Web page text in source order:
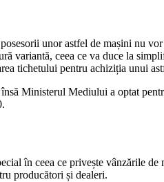
unor astfel de mașini nu
variantă, ceea ce va duce la
tichetului pentru achiziția unui
Ministerul Mediului a optat
în ceea ce privește vânzările
producători și dealeri.